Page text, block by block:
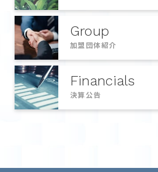
Group
加盟団体紹介
Financials
決算公告